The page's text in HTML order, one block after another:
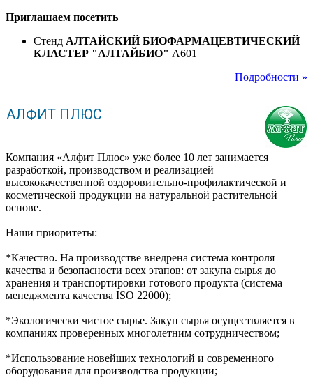
Приглашаем посетить
Стенд АЛТАЙСКИЙ БИОФАРМАЦЕВТИЧЕСКИЙ
КЛАСТЕР "АЛТАЙБИО" A601
Подробности »
АЛФИТ ПЛЮС
Компания «Алфит Плюс» уже более 10 лет занимается
разработкой, производством и реализацией
высококачественной оздоровительно-профилактической и
косметической продукции на натуральной растительной
основе.
Наши приоритеты:
*Качество. На производстве внедрена система контроля
качества и безопасности всех этапов: от закупа сырья до
хранения и транспортировки готового продукта (система
менеджмента качества ISO 22000);
*Экологически чистое сырье. Закуп сырья осуществляется в
компаниях проверенных многолетним сотрудничеством;
*Использование новейших технологий и современного
оборудования для производства продукции;